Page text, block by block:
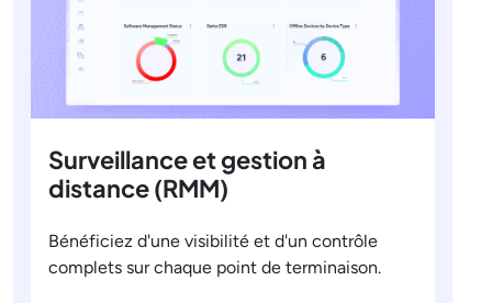
Surveillance et gestion à
distance (RMM)
Bénéficiez d'une visibilité et d'un contrôle
complets sur chaque point de terminaison.